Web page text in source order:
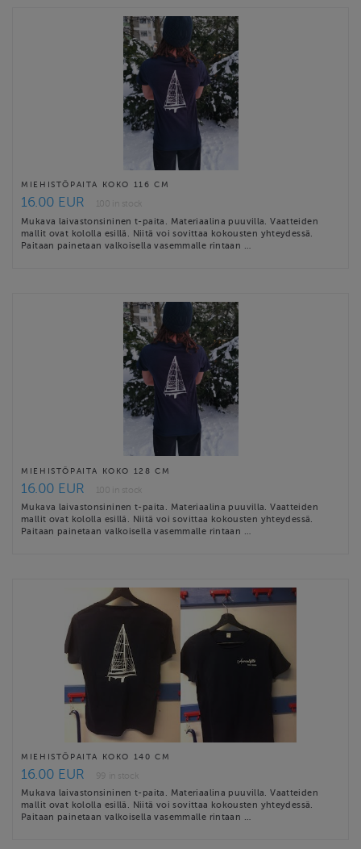
MIEHISTÖPAITA KOKO 116 CM
16.00 EUR
100 in stock
Mukava laivastonsininen t-paita. Materiaalina puuvilla. Vaatteiden
mallit ovat kololla esillä. Niitä voi sovittaa kokousten yhteydessä.
Paitaan painetaan valkoisella vasemmalle rintaan …
MIEHISTÖPAITA KOKO 128 CM
16.00 EUR
100 in stock
Mukava laivastonsininen t-paita. Materiaalina puuvilla. Vaatteiden
mallit ovat kololla esillä. Niitä voi sovittaa kokousten yhteydessä.
Paitaan painetaan valkoisella vasemmalle rintaan …
MIEHISTÖPAITA KOKO 140 CM
16.00 EUR
99 in stock
Mukava laivastonsininen t-paita. Materiaalina puuvilla. Vaatteiden
mallit ovat kololla esillä. Niitä voi sovittaa kokousten yhteydessä.
Paitaan painetaan valkoisella vasemmalle rintaan …